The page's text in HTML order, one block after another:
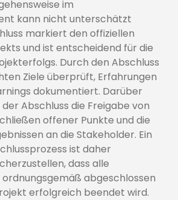
im
kann nicht unterschätzt
markiert den offiziellen
und ist entscheidend für die
Durch den Abschluss
Ziele überprüft, Erfahrungen
dokumentiert. Darüber
Abschluss die Freigabe von
offener Punkte und die
an die Stakeholder. Ein
ist daher
dass alle
abgeschlossen
erfolgreich beendet wird.